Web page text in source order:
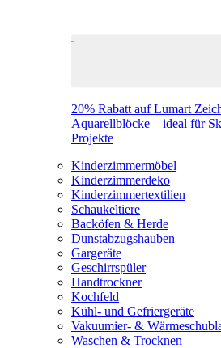
20% Rabatt auf Lumart
Aquarellblöcke – ideal für
Projekte
Kinderzimmermöbel
Kinderzimmerdeko
Kinderzimmertextilien
Schaukeltiere
Backöfen & Herde
Dunstabzugshauben
Gargeräte
Geschirrspüler
Handtrockner
Kochfeld
Kühl- und Gefriergeräte
Vakuumier- &
Waschen & Trocknen